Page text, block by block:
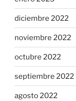
diciembre 2022
noviembre 2022
octubre 2022
septiembre 2022
agosto 2022